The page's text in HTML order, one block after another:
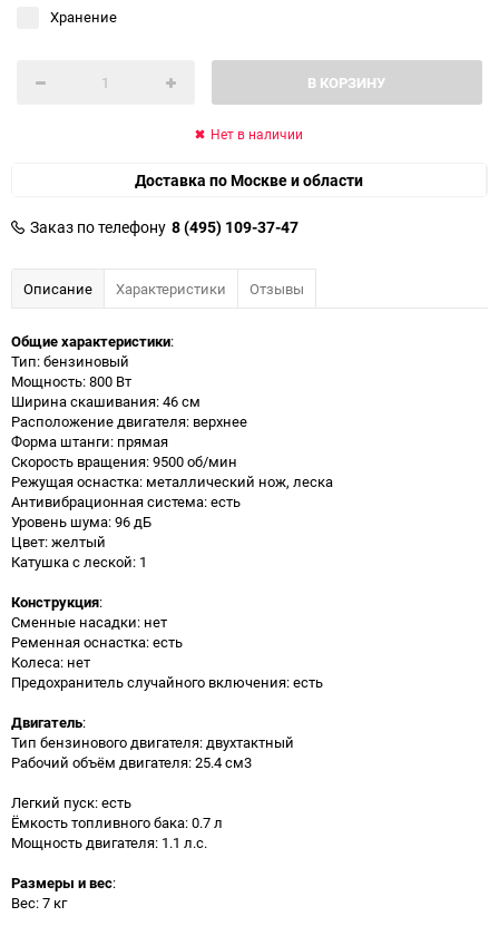
Хранение
В КОРЗИНУ
Нет в наличии
Доставка по Москве и области
Заказ по телефону 8 (495) 109-37-47
Описание Характеристики Отзывы
Общие характеристики:
Тип: бензиновый
Мощность: 800 Вт
Ширина скашивания: 46 см
Расположение двигателя: верхнее
Форма штанги: прямая
Скорость вращения: 9500 об/мин
Режущая оснастка: металлический нож, леска
Антивибрационная система: есть
Уровень шума: 96 дБ
Цвет: желтый
Катушка с леской: 1
Конструкция:
Сменные насадки: нет
Ременная оснастка: есть
Колеса: нет
Предохранитель случайного включения: есть
Двигатель:
Тип бензинового двигателя: двухтактный
Рабочий объём двигателя: 25.4 см3
Легкий пуск: есть
Ёмкость топливного бака: 0.7 л
Мощность двигателя: 1.1 л.с.
Размеры и вес:
Вес: 7 кг